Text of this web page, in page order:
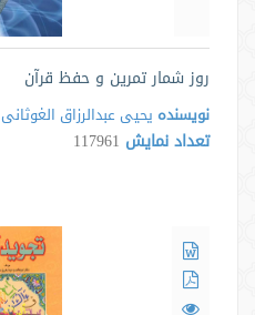
روز شمار تمرین و حفظ قرآن
نویسنده یحیی عبدالرزاق الغوثانی
تعداد نمایش 117961